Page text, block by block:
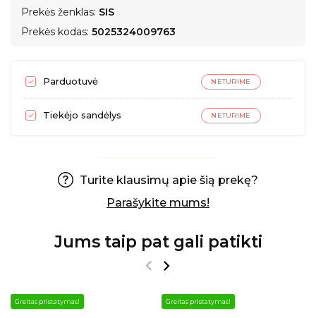
Prekės ženklas: SIS
Prekės kodas: 5025324009763
Parduotuvė NETURIME
Tiekėjo sandėlys NETURIME
Turite klausimų apie šią prekę?
Parašykite mums!
Jums taip pat gali patikti
Greitas pristatymas! Greitas pristatymas!